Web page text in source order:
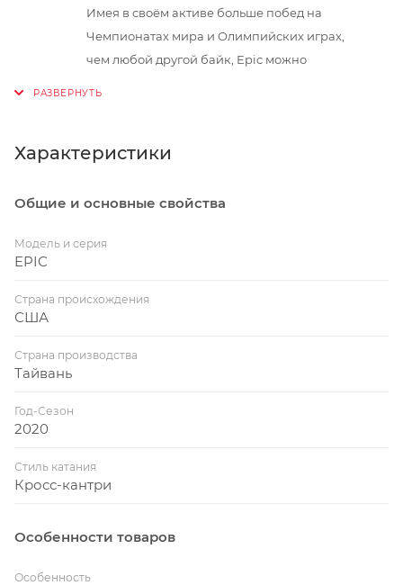
Имея в своём активе больше побед на
Чемпионатах мира и Олимпийских играх,
чем любой другой байк, Epic можно
ухабистый и жесткий. Не важно о каком
имеет всё, чтобы принести его владельцу
ЭФФЕКТИВНОСТЬ
ДВУХПОДВЕСА
пытается вытрясти из тебя душу, и
наоборот активирует работу подвески,
Характеристики
Общие и основные свойства
Модель и серия
EPIC
Страна происхождения
США
Страна производства
Тайвань
Год-Сезон
2020
Стиль катания
Кросс-кантри
Особенности товаров
Особенность